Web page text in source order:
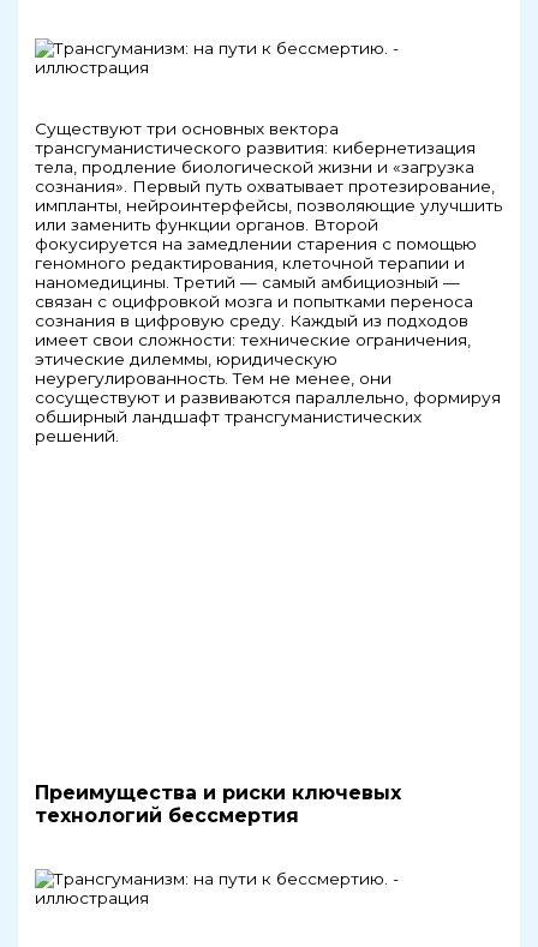
Существуют три основных вектора
трансгуманистического развития: кибернетизация
тела, продление биологической жизни и «загрузка
сознания». Первый путь охватывает протезирование,
импланты, нейроинтерфейсы, позволяющие улучшить
или заменить функции органов. Второй
фокусируется на замедлении старения с помощью
геномного редактирования, клеточной терапии и
наномедицины. Третий — самый амбициозный —
связан с оцифровкой мозга и попытками переноса
сознания в цифровую среду. Каждый из подходов
имеет свои сложности: технические ограничения,
этические дилеммы, юридическую
неурегулированность. Тем не менее, они
сосуществуют и развиваются параллельно, формируя
обширный ландшафт трансгуманистических
решений.
Преимущества и риски ключевых
технологий бессмертия